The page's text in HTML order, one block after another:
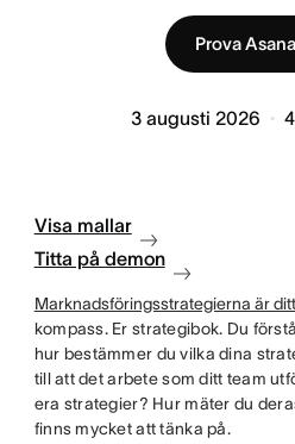
Prova
3 augusti 2026 4
Visa mallar
Titta på demon
Marknadsföringsstrategierna är
kompass. Er strategibok. Du
hur bestämmer du vilka dina
till att det arbete som ditt team
era strategier? Hur mäter du
finns mycket att tänka på.